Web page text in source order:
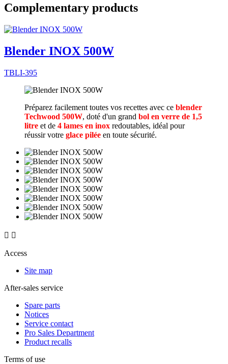
Complementary products
Blender INOX 500W
TBLI-395
Préparez facilement toutes vos recettes avec ce blender
Techwood 500W, doté d'un grand bol en verre de 1,5
litre et de 4 lames en inox redoutables, idéal pour
réussir votre glace pilée en toute sécurité.
 
Access
Site map
After-sales service
Spare parts
Notices
Service contact
Pro Sales Department
Product recalls
Terms of use